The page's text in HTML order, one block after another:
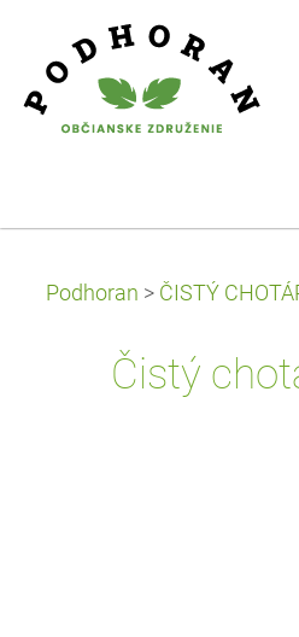
Podhoran > ČISTÝ
Čistý